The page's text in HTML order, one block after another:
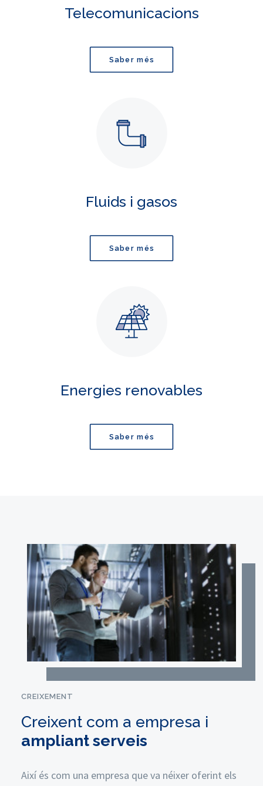
Telecomunicacions
Saber més
Fluids i gasos
Saber més
Energies renovables
Saber més
CREIXEMENT
Creixent com a empresa i
ampliant serveis
Així és com una empresa que va néixer oferint els